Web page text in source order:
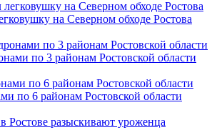
на Северном обходе Ростова
по 3 районам Ростовской области
по 6 районам Ростовской области